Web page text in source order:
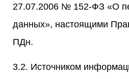
27.07.2006 № 152-ФЗ «О
данных», настоящими
ПДн.
3.2. Источником